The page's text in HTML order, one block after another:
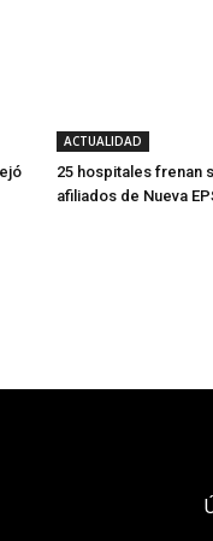
ACTUALIDAD
25 hospitales frenan
afiliados de Nueva